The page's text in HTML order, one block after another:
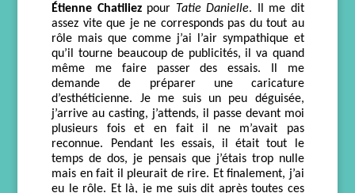
Étienne Chatiliezpour TatieDanielle.
me dit
assez vite que jene corresponds pas du tout au
rôle mais que comme j’ai l’air sympathique et
qu’il
tourne beaucoup de publicités, il va quand
même me faire passer des essais.
Il me
demande de préparerune caricature
d’esthéticienne. Je me suis un peu déguisée,
j’arrive au casting, j’attends, il passedevant moi
plusieurs fois et en fait il ne m’avait pas
reconnue.
Pendant les essais, il était tout le
temps de dos, je pensais que j’étais trop nul le
mais en fait il pleurait de rire. Etfinalement, j’ai
eu
le rôle. Et là, je me suis dit aprèstoutes ces